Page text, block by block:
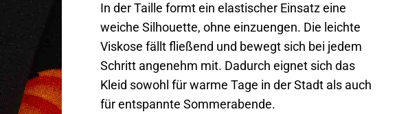
In der Taille formt ein elastischer Einsatz eine
weiche Silhouette, ohne einzuengen. Die leichte
Viskose fällt fließend und bewegt sich bei jedem
Schritt angenehm mit. Dadurch eignet sich das
Kleid sowohl für warme Tage in der Stadt als auch
für entspannte Sommerabende.